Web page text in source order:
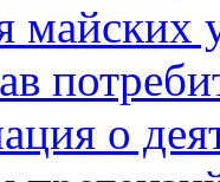
майских
о